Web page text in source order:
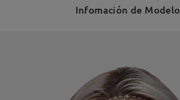
Infomación de Modelo